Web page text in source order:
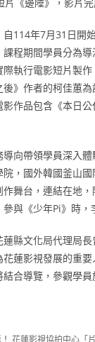
自114年7月31日
程期間學員分為
際執行電影短片製
》作者的柯佳蕙
作品包含《本日
向帶領學員深入
院，國外韓國釜山
作舞台，連結在地
與《少年Pi》時
縣文化局代理局
蓮影視發展的重
合導覽，參觀學
花蓮影視協拍中心「